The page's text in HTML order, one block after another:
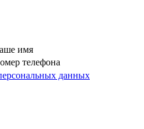
имя
телефона
данных